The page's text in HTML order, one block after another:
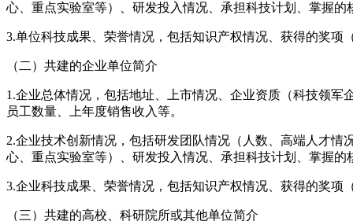
心、重点实验室等）、研发投入情况、承担科技计划、掌握
3.单位科技成果、荣誉情况，包括知识产权情况、获得的奖项
（二）共建的企业单位简介
1.企业总体情况，包括地址、上市情况、企业资质（科技领军
员工数量、上年度销售收入等。
2.企业技术创新情况，包括研发团队情况（人数、高端人才情
心、重点实验室等）、研发投入情况、承担科技计划、掌握
3.企业科技成果、荣誉情况，包括知识产权情况、获得的奖项
（三）共建的高校、科研院所或其他单位简介